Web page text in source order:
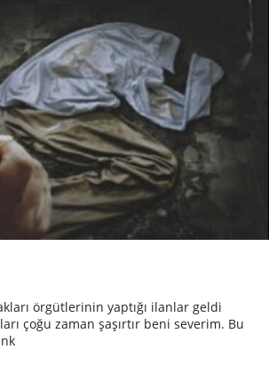
örgütlerinin yaptığı ilanlar geldi
çoğu zaman şaşırtır beni severim. Bu